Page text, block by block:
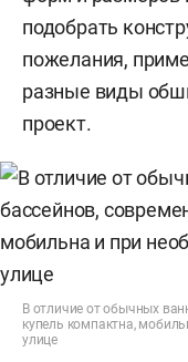
подобрать
пожелания,
разные виды
проект.
В отличие от обычных
купель компактна,
улице